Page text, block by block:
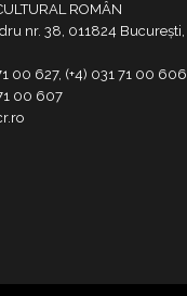
ROMÂN
nr. 38, 011824 București,
00 627, (+4) 031 71 00 606
00 607